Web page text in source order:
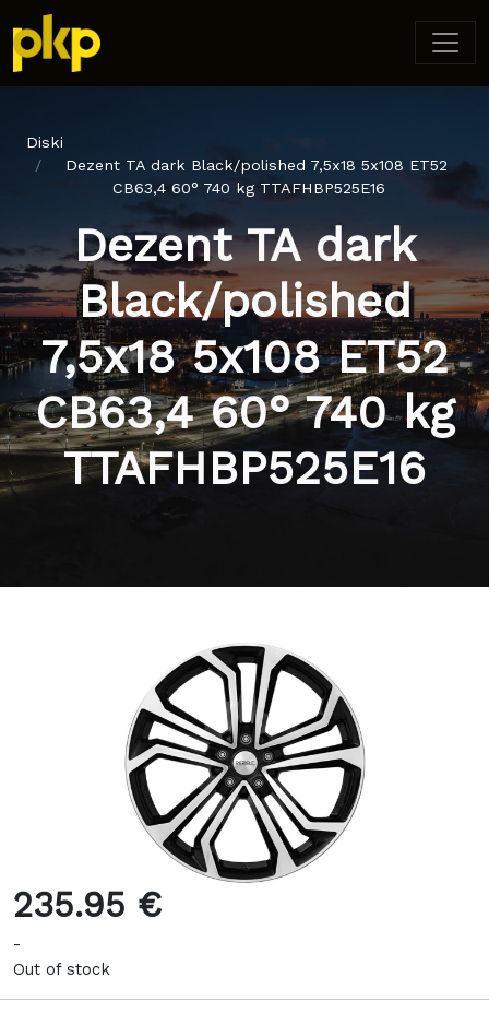
Diski
Dezent TA dark Black/polished 7,5x18 5x108 ET52
CB63,4 60° 740 kg TTAFHBP525E16
Dezent TA dark
Black/polished
7,5x18 5x108 ET52
CB63,4 60° 740 kg
TTAFHBP525E16
235.95 €
-
Out of stock